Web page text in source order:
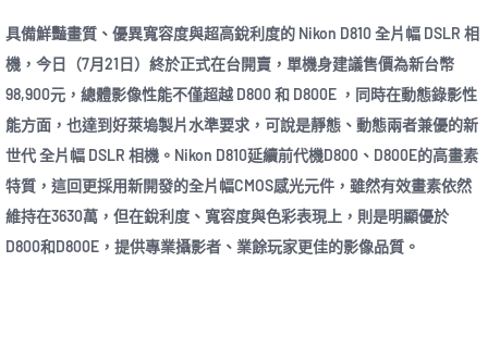
具備鮮豔畫質、優異寬容度與超高銳利度的 Nikon D810 全片幅 DSLR 相
機，今日（7月21日）終於正式在台開賣，單機身建議售價為新台幣
98,900元，總體影像性能不僅超越 D800 和 D800E ，同時在動態錄影性
能方面，也達到好萊塢製片水準要求，可說是靜態、動態兩者兼優的新
世代 全片幅 DSLR 相機。Nikon D810延續前代機D800、D800E的高畫素
特質，這回更採用新開發的全片幅CMOS感光元件，雖然有效畫素依然
維持在3630萬，但在銳利度、寬容度與色彩表現上，則是明顯優於
D800和D800E，提供專業攝影者、業餘玩家更佳的影像品質。